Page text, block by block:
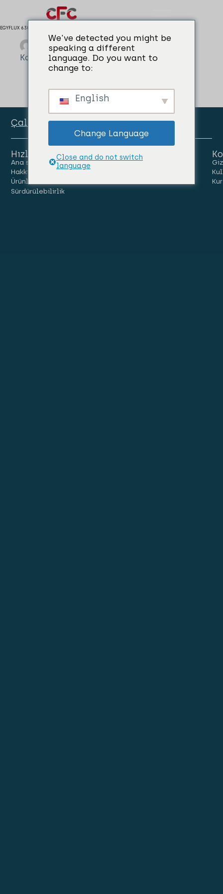
EGYFLUX 630
admin
02/04/2024
Kaplama, Cüruflama, Temizleme Fluxları
Çalışan Portalı
Hızlı Linkler
Ana sayfa
Hakkımızda
Ürünler
Sürdürülebilirlik
İnsanlar
Haberler
Kariyer
We've detected you might be
speaking a different
language. Do you want to
change to:
English
Change Language
Close and do not switch
language